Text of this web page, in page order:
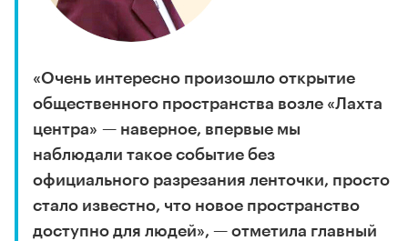
«Очень интересно произошло открытие
общественного пространства возле «Лахта
центра» — наверное, впервые мы
наблюдали такое событие без
официального разрезания ленточки, просто
стало известно, что новое пространство
доступно для людей», — отметила главный